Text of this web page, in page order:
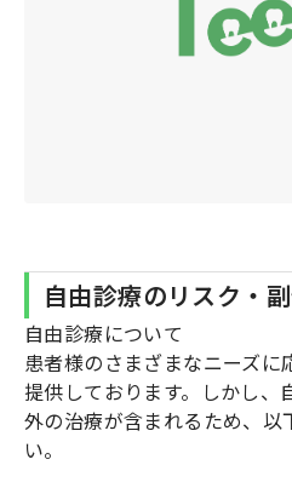
自由診療のリスク・
自由診療について
患者様のさまざまなニーズに
提供しております。しかし、
外の治療が含まれるため、以
い。